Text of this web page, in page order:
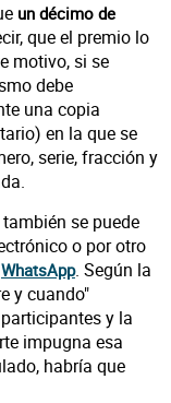
un décimo de
que el premio lo
motivo, si se
debe
una copia
en la que se
serie, fracción y
se puede
o por otro
WhatsApp. Según la
y cuando"
y la
impugna esa
habría que